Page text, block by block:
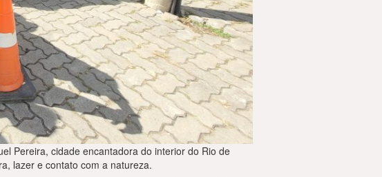
Pereira, cidade encantadora do interior do Rio de
lazer e contato com a natureza.